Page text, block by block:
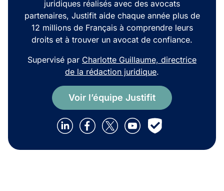
juridiques réalisés avec des avocats
partenaires, Justifit aide chaque année plus de
12 millions de Français à comprendre leurs
droits et à trouver un avocat de confiance.
Supervisé par Charlotte Guillaume, directrice
de la rédaction juridique.
Voir l’équipe Justifit